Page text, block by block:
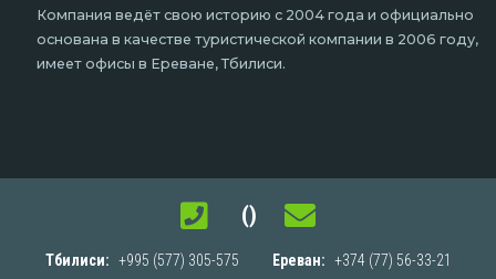
Компания ведёт свою историю с 2004 года и официально
основана в качестве туристической компании в 2006 году,
имеет офисы в Ереване, Тбилиси.
()
Тбилиси: +995 (577) 305-575 Ереван: +374 (77) 56-33-21